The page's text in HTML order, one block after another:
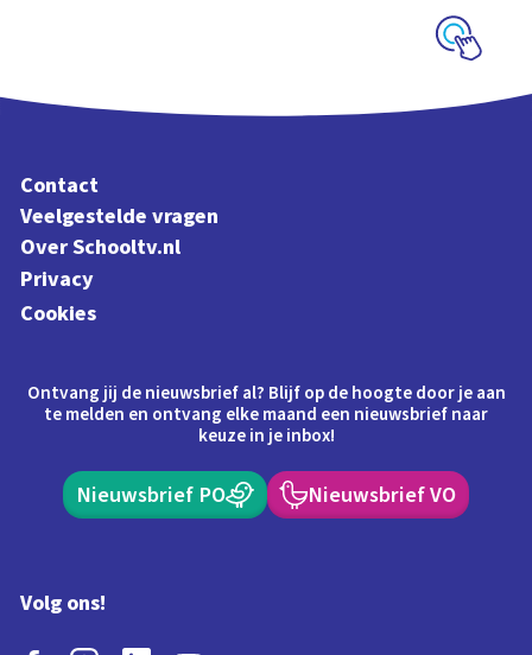
Contact
Veelgestelde vragen
Over Schooltv.nl
Privacy
Cookies
Ontvang jij de nieuwsbrief al? Blijf op de hoogte door je aan
te melden en ontvang elke maand een nieuwsbrief naar
keuze in je inbox!
Nieuwsbrief PO Nieuwsbrief VO
Volg ons!